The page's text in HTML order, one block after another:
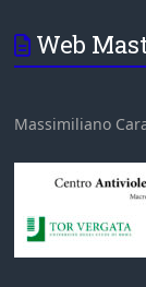
Web
Massimiliano